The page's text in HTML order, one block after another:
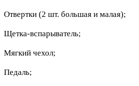
Отвертки (2 шт. большая и малая);
Щетка-вспарыватель;
Мягкий чехол;
Педаль;